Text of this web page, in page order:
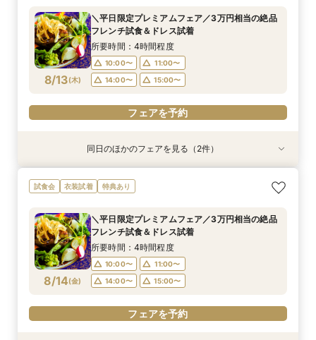
8/12(水)
10:00〜
13:00〜
14:00〜
15:00〜
フェアを予約
8/13(木)
＼平日限定プレミアムフェア／3万円相当の絶品
フレンチ試食＆ドレス試着
所要時間：4時間程度
10:00〜
11:00〜
14:00〜
15:00〜
フェアを予約
8/13(木)
≪短時間でもしっかり相談≫気軽に見学！90分
のクイックフェア♦初めての見学にもおすすめ♦
9:00〜
10:00〜
14:00〜
15:00〜
フェアを予約
8/13(木)
【フォトW◆少人数W◆三嶋大社婚ご希望の方
へ】ドレス試着×絶品試食フェア
10:00〜
フェアを予約
同日のほかのフェアを見る（2件）
試食会 衣装試着 特典あり
8/14(金)
＼平日限定プレミアムフェア／3万円相当の絶品
フレンチ試食＆ドレス試着
所要時間：4時間程度
10:00〜
11:00〜
14:00〜
15:00〜
フェアを予約